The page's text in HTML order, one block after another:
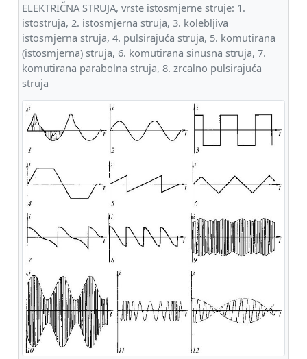
ELEKTRIČNA STRUJA, vrste istosmjerne struje: 1.
istostruja, 2. istosmjerna struja, 3. kolebljiva
istosmjerna struja, 4. pulsirajuća struja, 5. komutirana
(istosmjerna) struja, 6. komutirana sinusna struja, 7.
komutirana parabolna struja, 8. zrcalno pulsirajuća
struja